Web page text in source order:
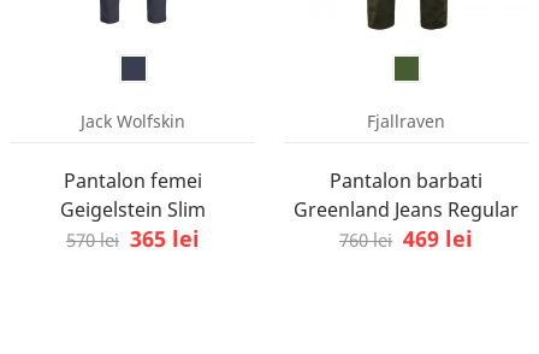
Jack Wolfskin
Pantalon femei
Geigelstein Slim
570 lei 365 lei
Fjallraven
Pantalon barbati
Greenland Jeans Regular
760 lei 469 lei